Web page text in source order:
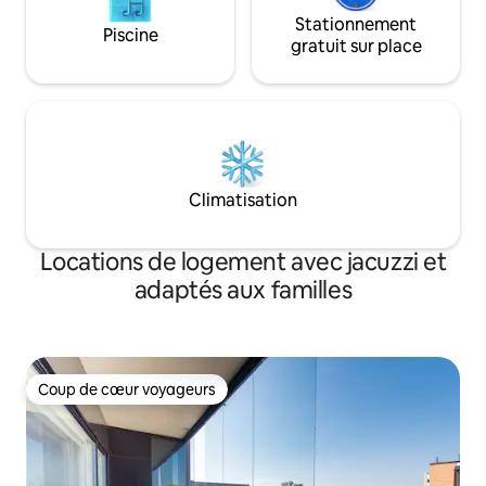
Piscine
Stationnement
gratuit sur place
Climatisation
Locations de logement avec jacuzzi et
adaptés aux familles
Coup de cœur voyageurs
Coup de cœur voyageurs